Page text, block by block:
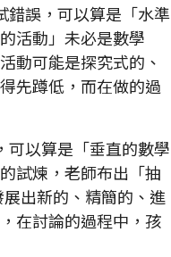
誤，可以算是「水準
活動」未必是數學
動可能是探究式的、
先蹲低，而在做的過
以算是「垂直的數學
試煉，老師布出「抽
出新的、精簡的、進
在討論的過程中，孩